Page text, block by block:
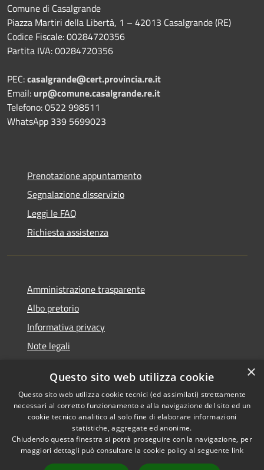
Comune di Casalgrande
Piazza Martiri della Libertà, 1 – 42013 Casalgrande (RE)
Codice Fiscale: 00284720356
Partita IVA: 00284720356
PEC:casalgrande@cert.provincia.re.it
Email: urp@comune.casalgrande.re.it
Telefono: 0522 998511
WhatsApp 339 5699023
Prenotazione appuntamento
Segnalazione disservizio
Leggi le FAQ
Richiesta assistenza
Amministrazione trasparente
Albo pretorio
Informativa privacy
Note legali
Piano di miglioramento del sito
RSS
Accessibilità
Copyright © 2026 • Comune di
Casalgrande • Powered by
×
Questo sito web utilizza cookie
Questo sito web utilizza cookie tecnici (ed assimilati) strettamente
necessari al corretto funzionamento e alla navigazione del sito ed un
cookie tecnico analitico al solo fine di elaborare informazioni
statistiche, aggregate ed anonime.
Chiudendo questa finestra si potrà proseguire con la navigazione, per
maggiori dettagli può consultare la cookie policy al seguente link